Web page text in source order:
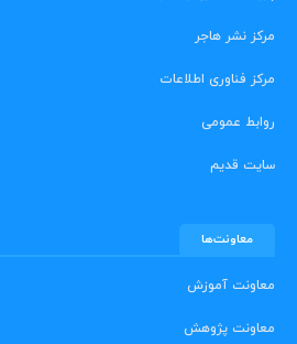
مرکز نشر هاجر
مرکز فناوری اطلاعات
روابط عمومی
سایت قدیم
معاونت‌ها
معاونت آموزش
معاونت پژوهش